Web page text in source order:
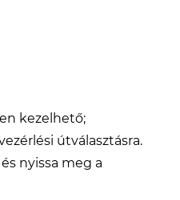
kezelhető;
útválasztásra.
nyissa meg a